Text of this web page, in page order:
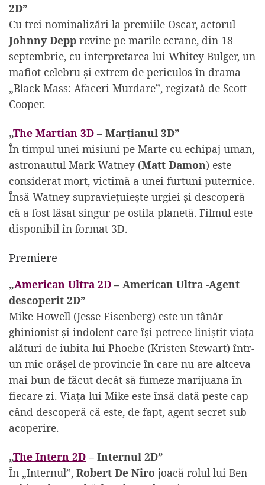
2D”
Cu trei nominalizări la premiile Oscar, actorul
Johnny Depp revine pe marile ecrane, din 18
septembrie, cu interpretarea lui Whitey Bulger, un
mafiot celebru și extrem de periculos în drama
„Black Mass: Afaceri Murdare”, regizată de Scott
Cooper.
„The Martian 3D – Marțianul 3D”
În timpul unei misiuni pe Marte cu echipaj uman,
astronautul Mark Watney (Matt Damon) este
considerat mort, victimă a unei furtuni puternice.
Însă Watney supraviețuiește urgiei și descoperă
că a fost lăsat singur pe ostila planetă. Filmul este
disponibil în format 3D.
Premiere
„American Ultra 2D – American Ultra -Agent
descoperit 2D”
Mike Howell (Jesse Eisenberg) este un tânăr
ghinionist și indolent care își petrece liniștit viața
alături de iubita lui Phoebe (Kristen Stewart) într-
un mic orășel de provincie în care nu are altceva
mai bun de făcut decât să fumeze marijuana în
fiecare zi. Viața lui Mike este însă dată peste cap
când descoperă că este, de fapt, agent secret sub
acoperire.
„The Intern 2D – Internul 2D”
În „Internul”, Robert De Niro joacă rolul lui Ben